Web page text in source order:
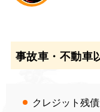
事故車・不動車
クレジット残